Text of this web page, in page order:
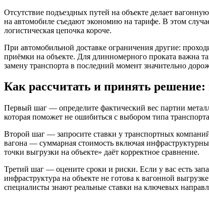
Отсутствие подъездных путей на объекте делает
на автомобиле съедают экономию на тарифе. В этом
логистическая цепочка короче.
При автомобильной доставке ограничения другие:
приёмки на объекте. Для длинномерного проката важна
замену транспорта в последний момент значительно
Как рассчитать и принять
Первый шаг — определите фактический вес партии
которая поможет не ошибиться с выбором типа
Второй шаг — запросите ставки у транспортных
вагона — суммарная стоимость включая
точки выгрузки на объекте» даёт корректное сравнение.
Третий шаг — оцените сроки и риски. Если у вас есть
инфраструктура на объекте не готова к вагонной
специалисты знают реальные ставки на ключевых